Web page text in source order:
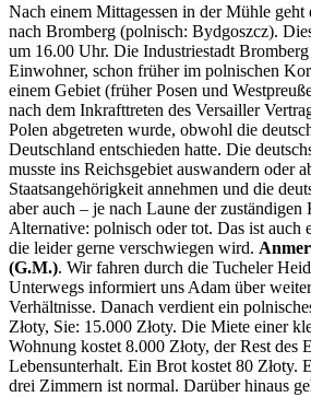
Nach einem Mittagessen in der Mühle
nach Bromberg (polnisch: Bydgoszcz).
um 16.00 Uhr. Die Industriestadt
Einwohner, schon früher im polnischen
einem Gebiet (früher Posen und
nach dem Inkrafttreten des Versailler
Polen abgetreten wurde, obwohl die
Deutschland entschieden hatte. Die
musste ins Reichsgebiet auswandern oder
Staatsangehörigkeit annehmen und die
aber auch – je nach Laune der
Alternative: polnisch oder tot. Das ist auch
die leider gerne verschwiegen wird.
(G.M.). Wir fahren durch die Tucheler
Unterwegs informiert uns Adam über
Verhältnisse. Danach verdient ein
Złoty, Sie: 15.000 Złoty. Die Miete einer
Wohnung kostet 8.000 Złoty, der Rest des
Lebensunterhalt. Ein Brot kostet 80 Złoty.
drei Zimmern ist normal. Darüber hinaus